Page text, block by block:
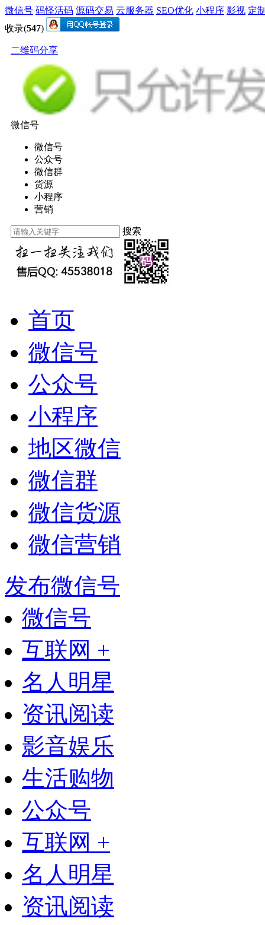
微信号 码怪活码 源码交易 云服务器 SEO优化 小程序 影视 定
收录(547)
二维码分享
微信号
微信号
公众号
微信群
货源
小程序
营销
搜索
首页
微信号
公众号
小程序
地区微信
微信群
微信货源
微信营销
发布微信号
微信号
互联网 +
名人明星
资讯阅读
影音娱乐
生活购物
公众号
互联网 +
名人明星
资讯阅读